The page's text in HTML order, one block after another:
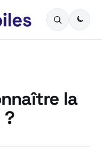
la